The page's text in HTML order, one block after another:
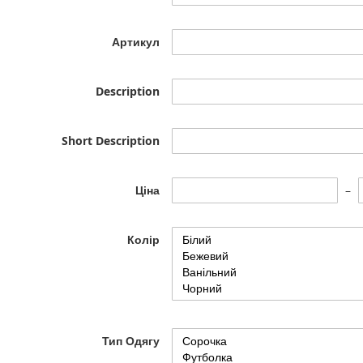
Артикул
Description
Short Description
Ціна
Колір
Тип Одягу